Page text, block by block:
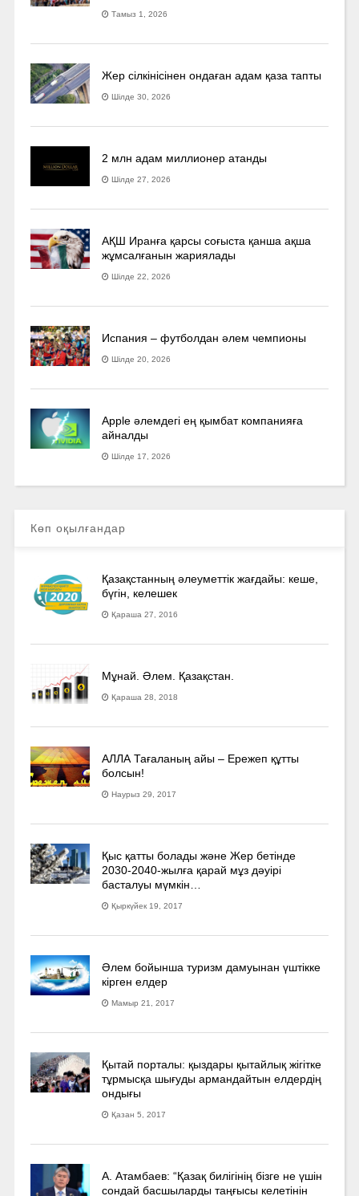
Тамыз 1, 2026
Жер сілкінісінен ондаған адам қаза тапты
Шілде 30, 2026
2 млн адам миллионер атанды
Шілде 27, 2026
АҚШ Иранға қарсы соғыста қанша ақша
жұмсалғанын жариялады
Шілде 22, 2026
Испания – футболдан әлем чемпионы
Шілде 20, 2026
Apple әлемдегі ең қымбат компанияға
айналды
Шілде 17, 2026
Көп оқылғандар
Қазақстанның әлеуметтік жағдайы: кеше,
бүгін, келешек
Қараша 27, 2016
Мұнай. Әлем. Қазақстан.
Қараша 28, 2018
АЛЛА Тағаланың айы – Ережеп құтты
болсын!
Наурыз 29, 2017
Қыс қатты болады және Жер бетінде
2030-2040­-жылға қарай мұз дәуірі
басталуы мүмкін…
Қыркүйек 19, 2017
Әлем бойынша туризм дамуынан үштікке
кірген елдер
Мамыр 21, 2017
Қытай порталы: қыздары қытайлық жігітке
тұрмысқа шығуды армандайтын елдердің
ондығы
Қазан 5, 2017
А. Атамбаев: “Қазақ билігінің бізге не үшін
сондай басшыларды таңғысы келетінін